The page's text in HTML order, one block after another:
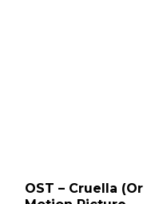
OST – Cruella